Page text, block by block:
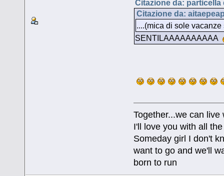
Citazione da: particella
Citazione da:
....(mica di sole
SENTILAAAAAAAAAA
Together...we can live
I'll love you with all
Someday girl I don't
want to go and we'll
born to run